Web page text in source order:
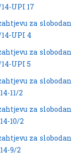
UPI 17
za slobodan
UPI 4
za slobodan
UPI 5
za slobodan
11/2
za slobodan
10/2
za slobodan
9/2